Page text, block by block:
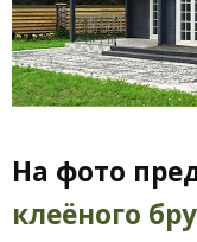
На фото
клеёного